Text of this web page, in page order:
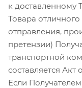
к доставленному
Товара
отправления,
претензии)
транспортной
составляется Акт
Если